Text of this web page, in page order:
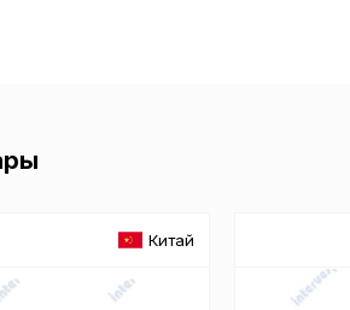
Китай
Ваш выбор настроек на
этого периода Сайт
согласие. Вы вправе
настроек файлов cookie